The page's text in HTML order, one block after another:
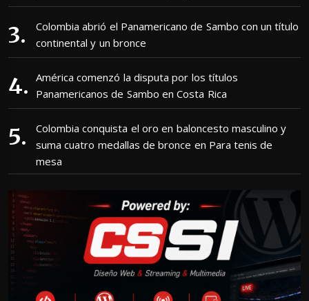
Colombia abrió el Panamericano de Sambo con un título
continental y un bronce
América comenzó la disputa por los títulos
Panamericanos de Sambo en Costa Rica
Colombia conquista el oro en baloncesto masculino y
suma cuatro medallas de bronce en Para tenis de
mesa